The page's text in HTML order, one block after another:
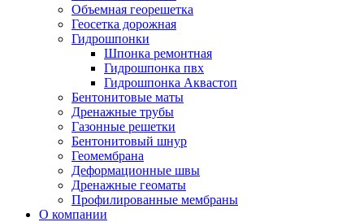
Объемная георешетка
Геосетка дорожная
Гидрошпонки
Шпонка ремонтная
Гидрошпонка пвх
Гидрошпонка Аквастоп
Бентонитовые маты
Дренажные трубы
Газонные решетки
Бентонитовый шнур
Геомембрана
Деформационные швы
Дренажные геоматы
Профилированные мембраны
О компании